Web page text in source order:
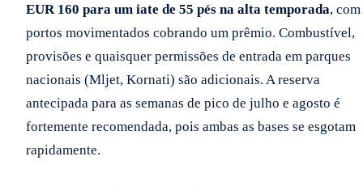
EUR 160 para um iate de 55 pés na alta temporada, com
portos movimentados cobrando um prêmio. Combustível,
provisões e quaisquer permissões de entrada em parques
nacionais (Mljet, Kornati) são adicionais. A reserva
antecipada para as semanas de pico de julho e agosto é
fortemente recomendada, pois ambas as bases se esgotam
rapidamente.